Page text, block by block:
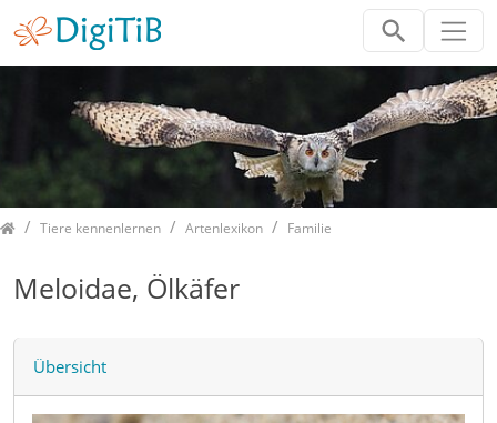
HomeTiere kennenlernen Artenlexikon Familie
Meloidae, Ölkäfer
Übersicht